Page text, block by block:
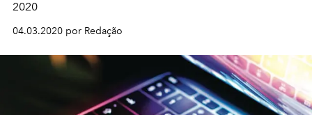
2020
04.03.2020 por Redação